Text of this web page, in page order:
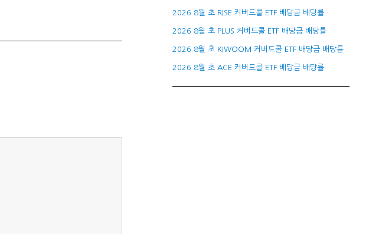
2026 8월 초 RISE 커버드콜 ETF 배당금 배당률
2026 8월 초 PLUS 커버드콜 ETF 배당금 배당률
2026 8월 초 KIWOOM 커버드콜 ETF 배당금 배당률
2026 8월 초 ACE 커버드콜 ETF 배당금 배당률